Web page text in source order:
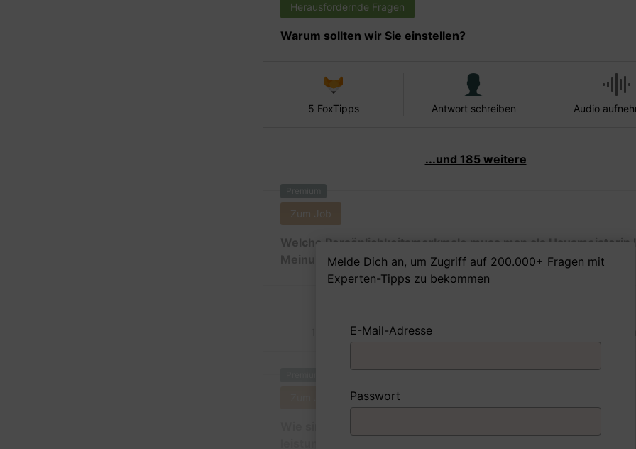
Herausfordernde Fragen
Warum sollten wir Sie einstellen?
5 FoxTipps Antwort schreiben Audio
...und 185 weitere
Premium
Zum Job
Welche Persönlichkeitsmerkmale muss man als Hausmeisterin
Meinung nach besitzen, um in dem Job erfolgreich zu sein?
1 FoxTipp Antwort schreiben
Melde Dich an, um Zugriff auf 200.000+ Fragen mit
Experten-Tipps zu bekommen
E-Mail-Adresse
Passwort